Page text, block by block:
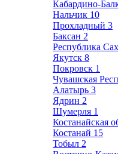
Кабардино-
Нальчик 10
Прохладный 3
Баксан 2
Республика
Якутск 8
Покровск 1
Чувашская
Алатырь 3
Ядрин 2
Шумерля 1
Костанайская
Костанай 15
Тобыл 2